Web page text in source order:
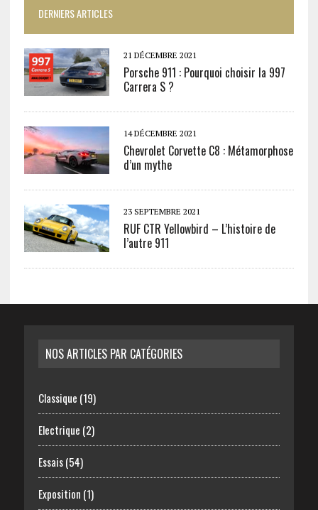
DERNIERS ARTICLES
21 DÉCEMBRE 2021
Porsche 911 : Pourquoi choisir la 997
Carrera S ?
14 DÉCEMBRE 2021
Chevrolet Corvette C8 : Métamorphose
d’un mythe
23 SEPTEMBRE 2021
RUF CTR Yellowbird – L’histoire de
l’autre 911
NOS ARTICLES PAR CATÉGORIES
Classique (19)
Electrique (2)
Essais(54)
Exposition (1)